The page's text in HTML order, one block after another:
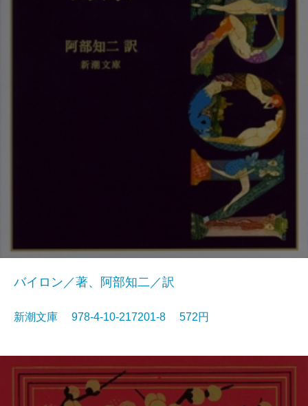
バイロン／著、阿部知二／訳
新潮文庫 978-4-10-217201-8 572円